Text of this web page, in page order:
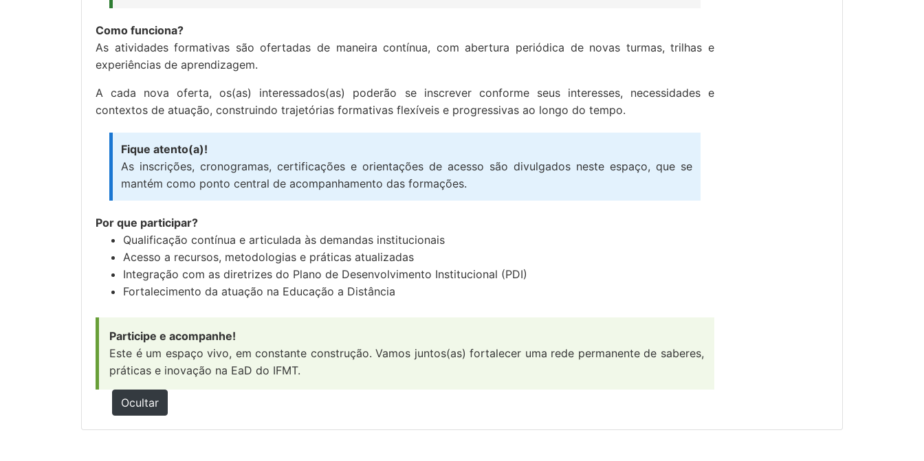
Como funciona?
As atividades formativas são ofertadas de maneira contínua, com abertura periódica de novas turmas, trilhas e
experiências de aprendizagem.
A cada nova oferta, os(as) interessados(as) poderão se inscrever conforme seus interesses, necessidades e
contextos de atuação, construindo trajetórias formativas flexíveis e progressivas ao longo do tempo.
Fique atento(a)!
As inscrições, cronogramas, certificações e orientações de acesso são divulgados neste espaço, que se
mantém como ponto central de acompanhamento das formações.
Por que participar?
Qualificação contínua e articulada às demandas institucionais
Acesso a recursos, metodologias e práticas atualizadas
Integração com as diretrizes do Plano de Desenvolvimento Institucional (PDI)
Fortalecimento da atuação na Educação a Distância
Participe e acompanhe!
Este é um espaço vivo, em constante construção. Vamos juntos(as) fortalecer uma rede permanente de saberes,
práticas e inovação na EaD do IFMT.
Ocultar